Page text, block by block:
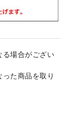
場合がござい
た商品を取り